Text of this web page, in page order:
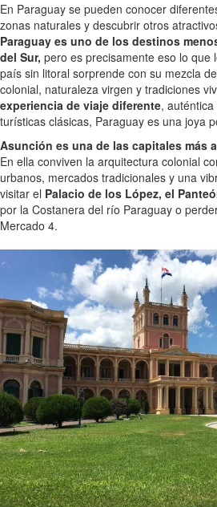
En Paraguay se pueden conocer
zonas naturales y descubrir otros
Paraguay es uno de los destinos
del Sur, pero es precisamente eso lo que
país sin litoral sorprende con su mezcla
colonial, naturaleza virgen y tradiciones
experiencia de viaje diferente,
turísticas clásicas, Paraguay es una joya
Asunción es una de las capitales más
En ella conviven la arquitectura colonial
urbanos, mercados tradicionales y una
visitar el Palacio de los López, el
por la Costanera del río Paraguay o
Mercado 4.